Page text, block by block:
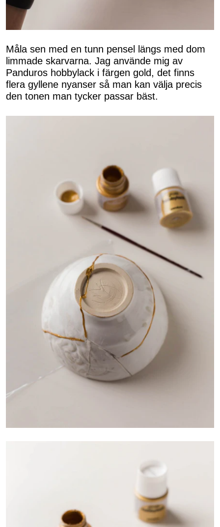
Måla sen med en tunn pensel längs med dom
limmade skarvarna. Jag använde mig av
Panduros hobbylack i färgen gold, det finns
flera gyllene nyanser så man kan välja precis
den tonen man tycker passar bäst.